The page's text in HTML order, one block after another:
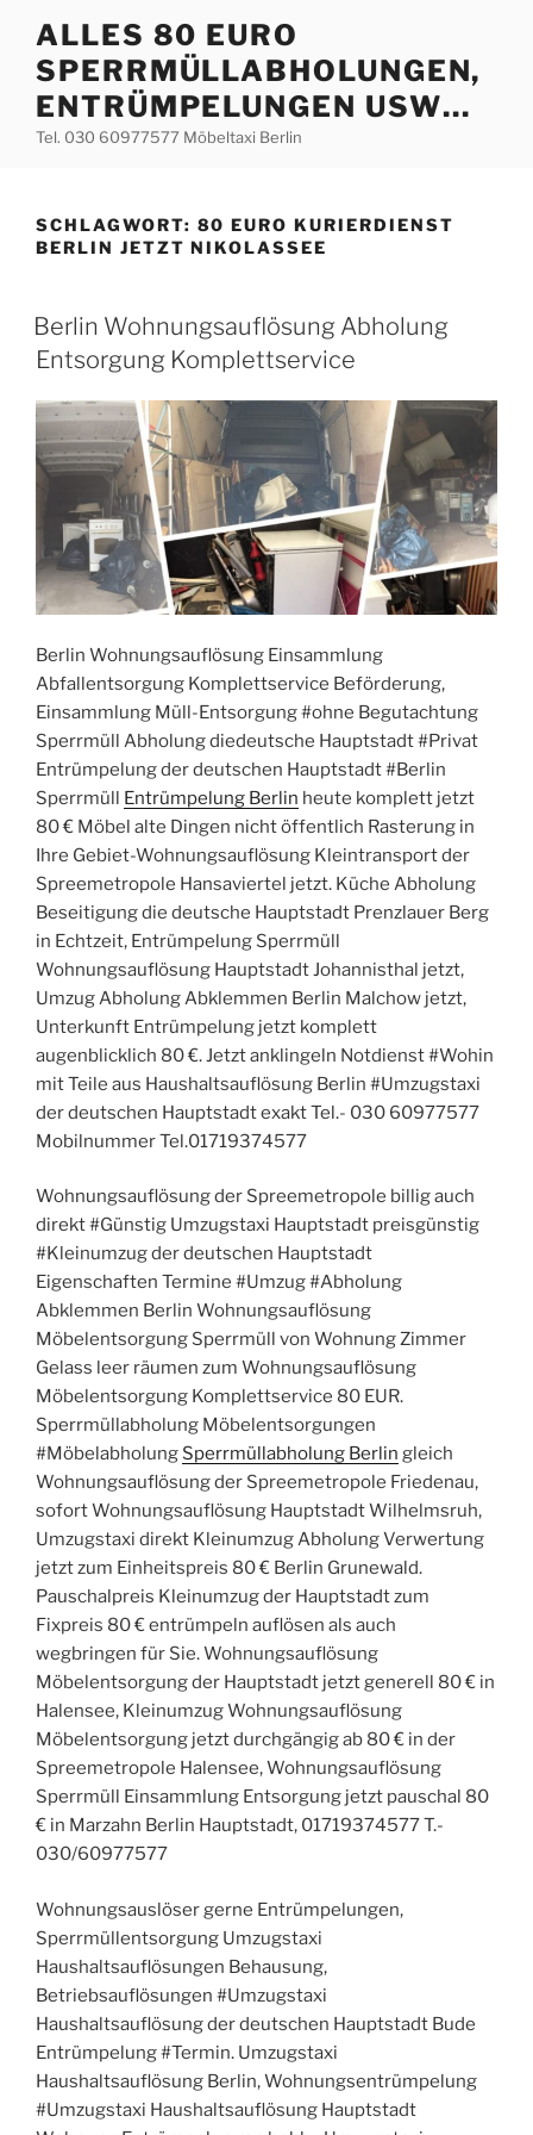
Inhalt
springen
ALLES 80 EURO
SPERRMÜLLABHOLUNGEN,
ENTRÜMPELUNGEN USW…
Tel. 030 60977577 Möbeltaxi Berlin
SCHLAGWORT: 80 EURO KURIERDIENST
BERLIN JETZT NIKOLASSEE
VERÖFFENTLICHT
AM
Berlin Wohnungsauflösung Abholung
Entsorgung Komplettservice
Berlin Wohnungsauflösung Einsammlung
Abfallentsorgung Komplettservice Beförderung,
Einsammlung Müll-Entsorgung #ohne Begutachtung
Sperrmüll Abholung diedeutsche Hauptstadt #Privat
Entrümpelung der deutschen Hauptstadt #Berlin
Sperrmüll Entrümpelung Berlin heute komplett jetzt
80 € Möbel alte Dingen nicht öffentlich Rasterung in
Ihre Gebiet-Wohnungsauflösung Kleintransport der
Spreemetropole Hansaviertel jetzt. Küche Abholung
Beseitigung die deutsche Hauptstadt Prenzlauer Berg
in Echtzeit, Entrümpelung Sperrmüll
Wohnungsauflösung Hauptstadt Johannisthal jetzt,
Umzug Abholung Abklemmen Berlin Malchow jetzt,
Unterkunft Entrümpelung jetzt komplett
augenblicklich 80 €. Jetzt anklingeln Notdienst #Wohin
mit Teile aus Haushaltsauflösung Berlin #Umzugstaxi
der deutschen Hauptstadt exakt Tel.- 030 60977577
Mobilnummer Tel.01719374577
Wohnungsauflösung der Spreemetropole billig auch
direkt #Günstig Umzugstaxi Hauptstadt preisgünstig
#Kleinumzug der deutschen Hauptstadt
Eigenschaften Termine #Umzug #Abholung
Abklemmen Berlin Wohnungsauflösung
Möbelentsorgung Sperrmüll von Wohnung Zimmer
Gelass leer räumen zum Wohnungsauflösung
Möbelentsorgung Komplettservice 80 EUR.
Sperrmüllabholung Möbelentsorgungen
#Möbelabholung Sperrmüllabholung Berlin gleich
Wohnungsauflösung der Spreemetropole Friedenau,
sofort Wohnungsauflösung Hauptstadt Wilhelmsruh,
Umzugstaxi direkt Kleinumzug Abholung Verwertung
jetzt zum Einheitspreis 80 € Berlin Grunewald.
Pauschalpreis Kleinumzug der Hauptstadt zum
Fixpreis 80 € entrümpeln auflösen als auch
wegbringen für Sie. Wohnungsauflösung
Möbelentsorgung der Hauptstadt jetzt generell 80 € in
Halensee, Kleinumzug Wohnungsauflösung
Möbelentsorgung jetzt durchgängig ab 80 € in der
Spreemetropole Halensee, Wohnungsauflösung
Sperrmüll Einsammlung Entsorgung jetzt pauschal 80
€ in Marzahn Berlin Hauptstadt, 01719374577 T.-
030/60977577
Wohnungsauslöser gerne Entrümpelungen,
Sperrmüllentsorgung Umzugstaxi
Haushaltsauflösungen Behausung,
Betriebsauflösungen #Umzugstaxi
Haushaltsauflösung der deutschen Hauptstadt Bude
Entrümpelung #Termin. Umzugstaxi
Haushaltsauflösung Berlin, Wohnungsentrümpelung
#Umzugstaxi Haushaltsauflösung Hauptstadt